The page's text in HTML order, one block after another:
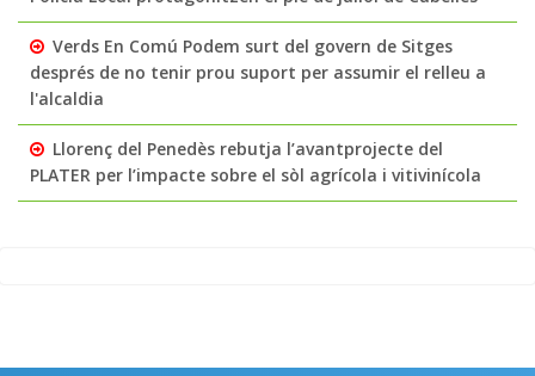
Verds En Comú Podem surt del govern de Sitges
després de no tenir prou suport per assumir el relleu a
l'alcaldia
Llorenç del Penedès rebutja l’avantprojecte del
PLATER per l’impacte sobre el sòl agrícola i vitivinícola